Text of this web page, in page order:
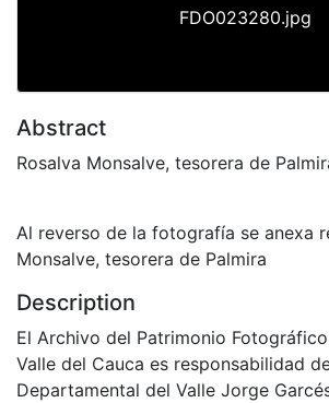
FDO023280.jpg
Abstract
Rosalva Monsalve, tesorera de
Al reverso de la fotografía se anexa
Monsalve, tesorera de Palmira
Description
El Archivo del Patrimonio
Valle del Cauca es responsabilidad
Departamental del Valle Jorge